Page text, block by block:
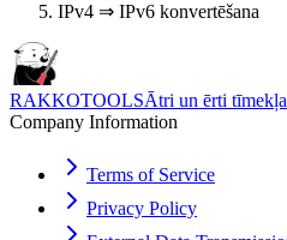
IPv4 ⇒ IPv6 konvertēšana
RAKKOTOOLSĀtri un ērti
Company Information
Terms of Service
Privacy Policy